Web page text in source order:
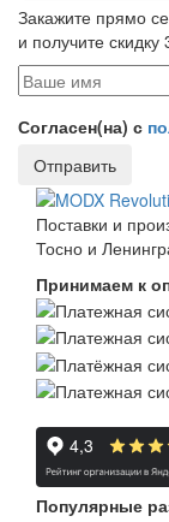
Закажите прямо
и получите скидку
Согласен(на) с
Отправить
Поставки и
Тосно и
Принимаем к
Популярные